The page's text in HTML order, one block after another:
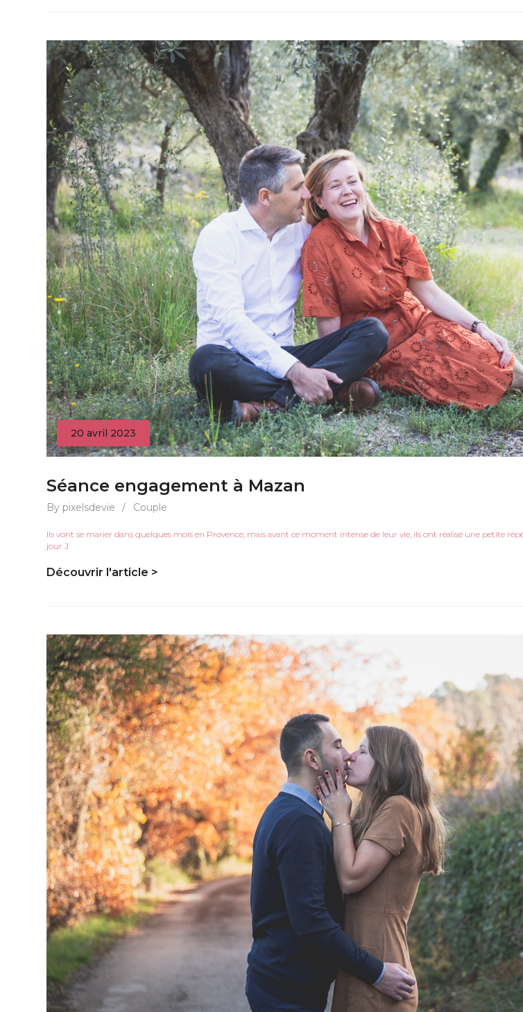
20 avril 2023
Séance engagement à Mazan
By pixelsdevie / Couple
Ils vont se marier dans quelques mois en Provence, mais avant ce moment intense de leur vie, ils ont réalisé une petite
jour J
Découvrir l'article >